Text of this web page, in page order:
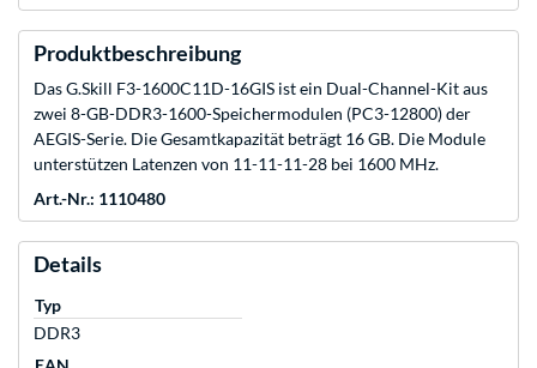
Produktbeschreibung
Das G.Skill F3-1600C11D-16GIS ist ein Dual-Channel-Kit aus
zwei 8-GB-DDR3-1600-Speichermodulen (PC3-12800) der
AEGIS-Serie. Die Gesamtkapazität beträgt 16 GB. Die Module
unterstützen Latenzen von 11-11-11-28 bei 1600 MHz.
Art.-Nr.: 1110480
Details
Typ
DDR3